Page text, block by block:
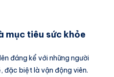
mục tiêu sức khỏe
đáng kể với những người
biệt là vận động viên.